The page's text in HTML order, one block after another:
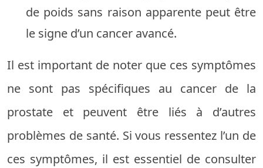
de poids sans raison apparente peut être
le signe d’un cancer avancé.
Il est important de noter que ces symptômes
ne sont pas spécifiques au cancer de la
prostate et peuvent être liés à d’autres
problèmes de santé. Si vous ressentez l’un de
ces symptômes, il est essentiel de consulter